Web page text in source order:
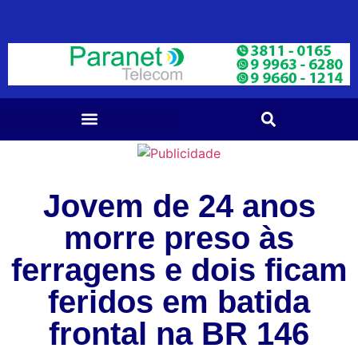
Jovem de 24 anos
morre preso às
ferragens e dois ficam
feridos em batida
frontal na BR 146